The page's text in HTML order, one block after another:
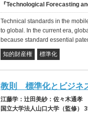
『Technological Forecasting
Technical standards in the
to global. In the current era,
because standard essential
知的財産権 標準化
教則 標準化とビジネ
江藤学：辻田美紗：佐々木通孝
国立大学法人山口大学（監修）